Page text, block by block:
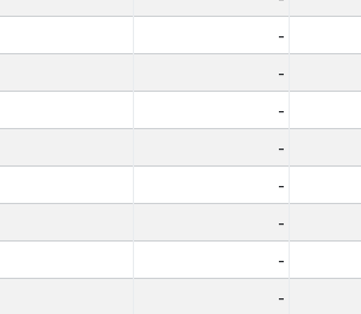
-
-
-
-
-
-
-
-